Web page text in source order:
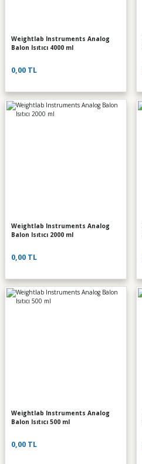
Weightlab Instruments Analog
Balon Isıtıcı 4000 ml
0,00 TL
Weightlab Instruments Analog
Balon Isıtıcı 2000 ml
0,00 TL
Weightlab Instruments Analog
Balon Isıtıcı 500 ml
0,00 TL